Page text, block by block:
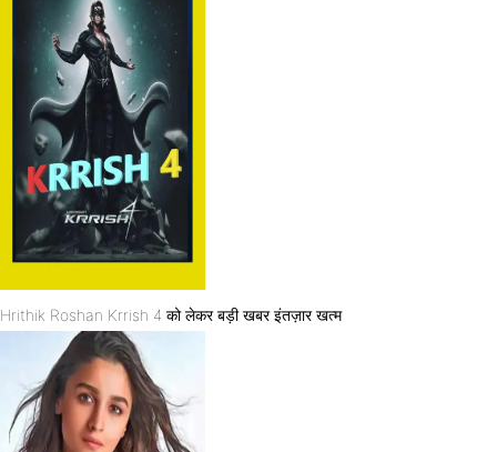
Hrithik Roshan Krrish 4 को लेकर बड़ी खबर इंतज़ार खत्म